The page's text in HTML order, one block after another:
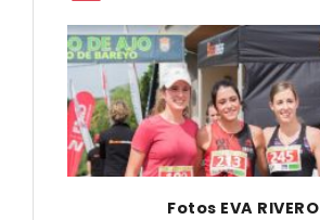
Fotos EVA RIVERO